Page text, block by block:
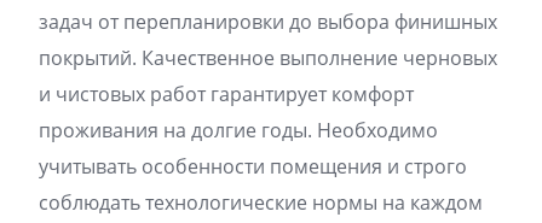
задач от перепланировки до выбора финишных
покрытий. Качественное выполнение черновых
и чистовых работ гарантирует комфорт
проживания на долгие годы. Необходимо
учитывать особенности помещения и строго
соблюдать технологические нормы на каждом